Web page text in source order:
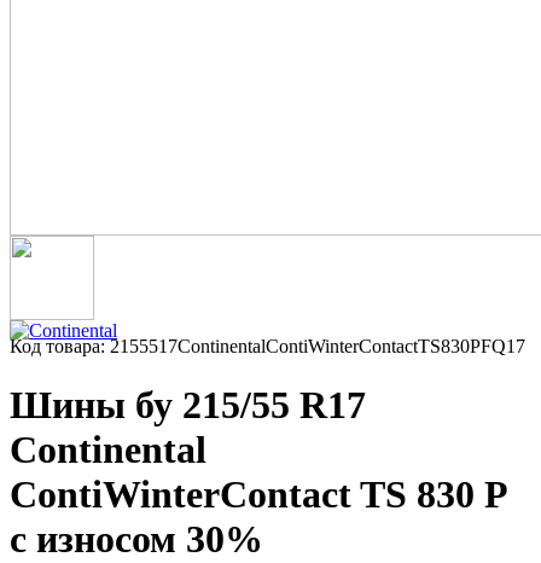
Код товара: 2155517ContinentalContiWinterContactTS830PFQ17
Шины бу 215/55 R17
Continental
ContiWinterContact TS 830 P
с износом 30%